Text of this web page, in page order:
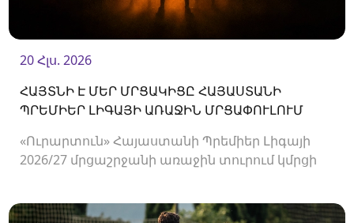
20 Հլս. 2026
ՀԱՅՏՆԻ Է ՄԵՐ ՄՐՑԱԿԻՑԸ ՀԱՅԱՍՏԱՆԻ
ՊՐԵՄԻԵՐ ԼԻԳԱՅԻ ԱՌԱՋԻՆ ՄՐՑԱՓՈՒԼՈՒՄ
«Ուրարտուն» Հայաստանի Պրեմիեր Լիգայի
2026/27 մրցաշրջանի առաջին տուրում կմրցի